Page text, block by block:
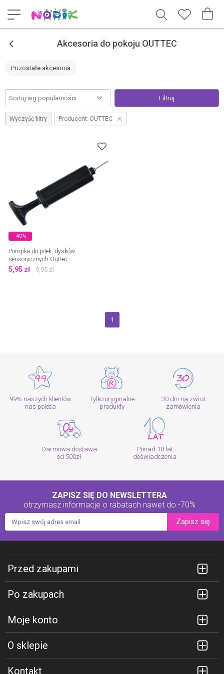
< Akcesoria do pokoju OUTTEC
Pozostałe akcesoria
Filtruj
Wyczyść filtry Producent: OUTTEC
-40%
Pompka do piłek, dysków
sensorycznych Outtec
5,95 zł 9,95zł
1
99% naszych klientów
nas poleca
Tylko oryginalne
produkty
30 dni na zwrot
zamówienia
Darmowa dostawa
od 500zł
Ponad 10 lat
doświadczenia
ZAPISZ SIĘ DO NEWSLETTERA
otrzymasz informacje o rabatach nawet do -70%
Zapisz się
Przed zakupami
Po zakupach
Moje konto
O sklepie
Kontakt